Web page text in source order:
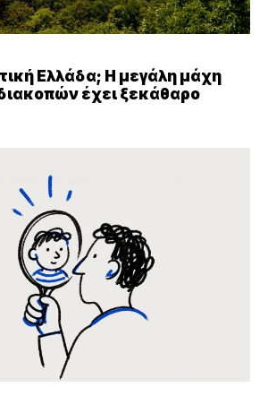
Ελλάδα; Η μεγάλη μάχη
έχει ξεκάθαρο